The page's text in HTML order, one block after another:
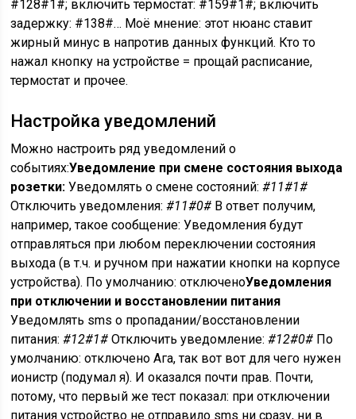
#128#1#; включить термостат: #159#1#; включить
задержку: #138#… Моё мнение: этот нюанс ставит
жирный минус в напротив данных функций. Кто то
нажал кнопку на устройстве = прощай расписание,
термостат и прочее.
Настройка уведомлений
Можно настроить ряд уведомлений о
событиях:Уведомление при смене состояния выхода
розетки: Уведомлять о смене состояний:#11#1#
Отключить уведомления:#11#0# В ответ получим,
например, такое сообщение: Уведомления будут
отправляться при любом переключении состояния
выхода (в т.ч. и ручном при нажатии кнопки на корпусе
устройства). По умолчанию: отключеноУведомления
при отключении и восстановлении питания
Уведомлять sms о пропадании/восстановлении
питания:#12#1# Отключить уведомление:#12#0# По
умолчанию: отключено Ага, так вот вот для чего нужен
ионистр (подумал я). И оказался почти прав. Почти,
потому, что первый же тест показал: при отключении
питания устройство не отправило sms ни сразу, ни в